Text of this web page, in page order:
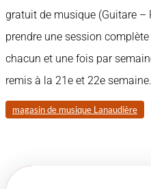
gratuit de musique (Guitare –
prendre une session
chacun et une fois par
remis à la 21e et 22e semaine.
magasin de musique Lanaudière